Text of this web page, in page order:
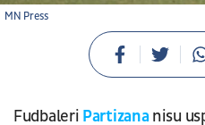
MN Press
Fudbaleri Partizananisu